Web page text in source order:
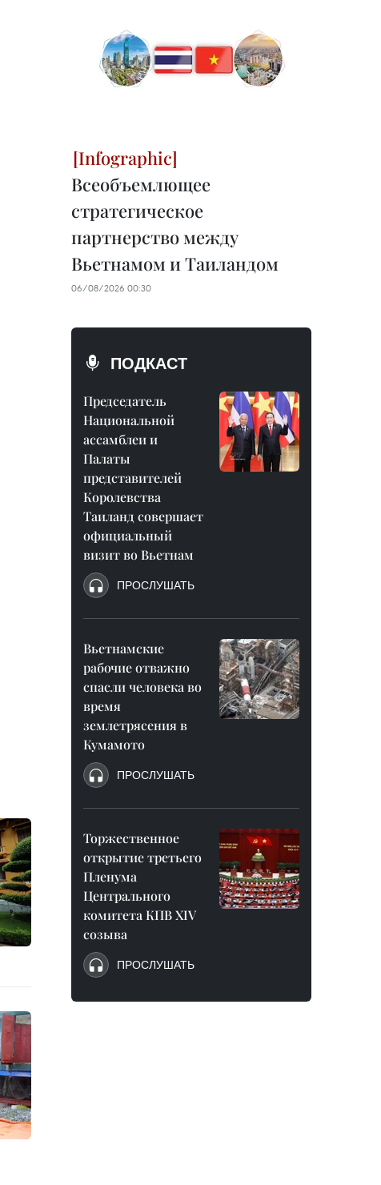
Всеобъемлющее
стратегическое
партнерство между
Вьетнамом и Таиландом
06/08/2026 00:30
ПОДКАСТ
Председатель
Национальной
ассамблеи и
Палаты
представителей
Королевства
Таиланд совершает
официальный
визит во Вьетнам
ПРОСЛУШАТЬ
Вьетнамские
рабочие отважно
спасли человека во
время
землетрясения в
Кумамото
ПРОСЛУШАТЬ
Торжественное
открытие третьего
Пленума
Центрального
комитета КПВ XIV
созыва
ПРОСЛУШАТЬ